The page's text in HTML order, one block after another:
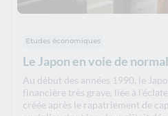
Etudes économiques
Le Japon en voie de
Au début des années 1990, le
financière très grave, liée à
créée après le rapatriement de